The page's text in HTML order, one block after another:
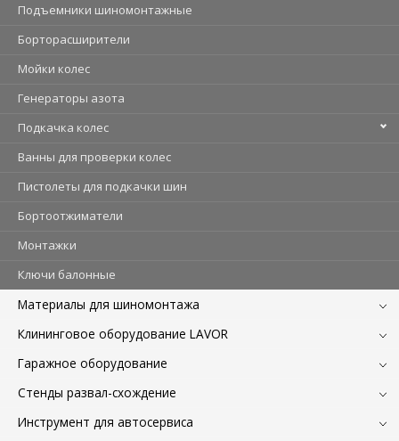
Подъемники шиномонтажные
Борторасширители
Мойки колес
Генераторы азота
Подкачка колес
Ванны для проверки колес
Пистолеты для подкачки шин
Бортоотжиматели
Монтажки
Ключи балонные
Материалы для шиномонтажа
Клининговое оборудование LAVOR
Гаражное оборудование
Стенды развал-схождение
Инструмент для автосервиса